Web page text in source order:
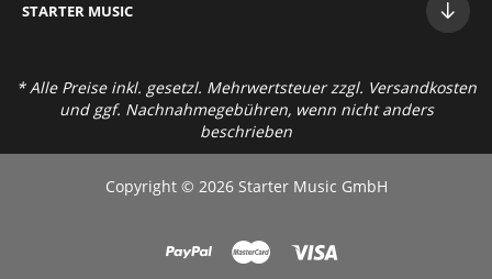
STARTER MUSIC
* Alle Preise inkl. gesetzl. Mehrwertsteuer zzgl. Versandkosten
und ggf. Nachnahmegebühren, wenn nicht anders
beschrieben
Copyright © 2026 Starter Music GmbH